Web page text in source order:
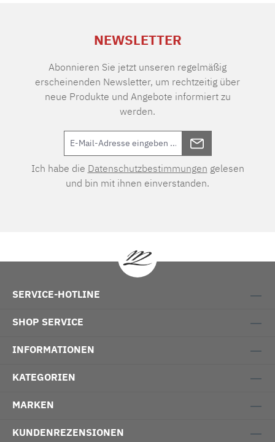
NEWSLETTER
Abonnieren Sie jetzt unseren regelmäßig
erscheinenden Newsletter, um rechtzeitig über
neue Produkte und Angebote informiert zu
werden.
Ich habe die Datenschutzbestimmungen gelesen
und bin mit ihnen einverstanden.
SERVICE-HOTLINE
SHOP SERVICE
INFORMATIONEN
KATEGORIEN
MARKEN
KUNDENREZENSIONEN